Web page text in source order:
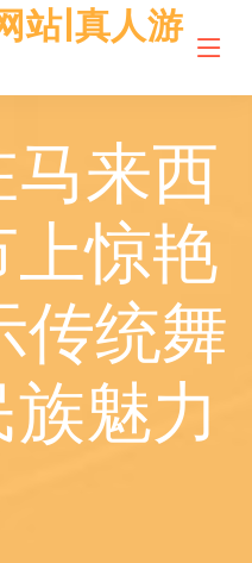
站|真人游
来西
惊艳
传统舞
魅力